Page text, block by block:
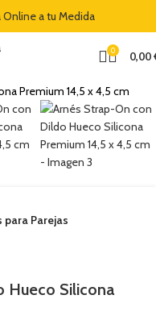
a tu Medida
0 0,00
para Parejas
Hueco Silicona